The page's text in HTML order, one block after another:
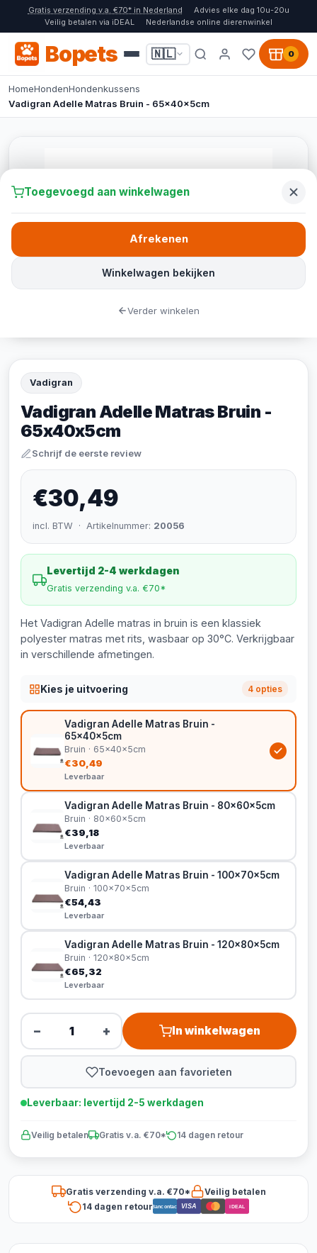
Gratis verzending v.a. €70* in Nederland
Advies elke dag 10u-20u
Veilig betalen via iDEAL
Nederlandse online dierenwinkel
Bopets 🇳🇱 0
HomeHondenHondenkussens
Vadigran Adelle Matras Bruin - 65x40x5cm
Vadigran
Vadigran Adelle Matras Bruin -
65x40x5cm
Schrijf de eerste review
€30,49
incl. BTW · Artikelnummer: 20056
Levertijd 2-4 werkdagen
Gratis verzending v.a. €70*
Het Vadigran Adelle matras in bruin is een klassiek
polyester matras met rits, wasbaar op 30°C. Verkrijgbaar
in verschillende afmetingen.
Kies je uitvoering 4 opties
Vadigran Adelle Matras Bruin -
65x40x5cm
Bruin · 65x40x5cm
€30,49
Leverbaar
Vadigran Adelle Matras Bruin - 80x60x5cm
Bruin · 80x60x5cm
€39,18
Leverbaar
Vadigran Adelle Matras Bruin - 100x70x5cm
Bruin · 100x70x5cm
€54,43
Leverbaar
Vadigran Adelle Matras Bruin - 120x80x5cm
Bruin · 120x80x5cm
€65,32
Leverbaar
− + In winkelwagen
Toevoegen aan favorieten
Leverbaar: levertijd 2-5 werkdagen
Veilig betalen Gratis v.a. €70* 14 dagen retour
Gratis verzending v.a. €70*
Veilig betalen
14 dagen retourBancontact VISA iDEAL
Toegevoegd aan winkelwagen
Winkelwagen bekijken
Afrekenen
Verder winkelen